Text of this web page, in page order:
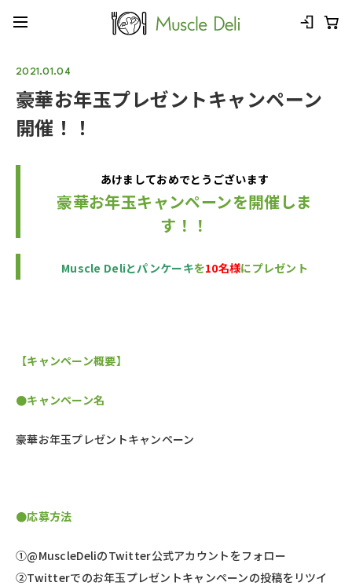
2021.01.04
豪華お年玉プレゼントキャンペーン
開催！！
あけましておめでとうございます
豪華お年玉キャンペーンを開催しま
す！！
Muscle Deliとパンケーキを10名様にプレゼント
【キャンペーン概要】
●キャンペーン名
豪華お年玉プレゼントキャンペーン
●応募方法
①@MuscleDeliのTwitter公式アカウントをフォロー
②Twitterでのお年玉プレゼントキャンペーンの投稿をリツイ